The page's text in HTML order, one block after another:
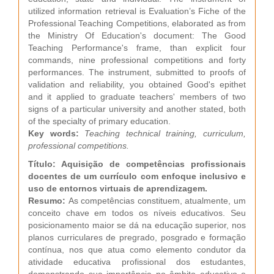
utilized information retrieval is Evaluation’s Fiche of the
Professional Teaching Competitions, elaborated as from
the Ministry Of Education's document: The Good
Teaching Performance's frame, than explicit four
commands, nine professional competitions and forty
performances. The instrument, submitted to proofs of
validation and reliability, you obtained Good's epithet
and it applied to graduate teachers' members of two
signs of a particular university and another stated, both
of the specialty of primary education.
Key words: Teaching technical training, curriculum,
professional competitions.
Título: Aquisição de competências profissionais
docentes de um currículo com enfoque inclusivo e
uso de entornos virtuais de aprendizagem.
Resumo: As competências constituem, atualmente, um
conceito chave em todos os níveis educativos. Seu
posicionamento maior se dá na educação superior, nos
planos curriculares de pregrado, posgrado e formação
contínua, nos que atua como elemento condutor da
atividade educativa profissional dos estudantes,